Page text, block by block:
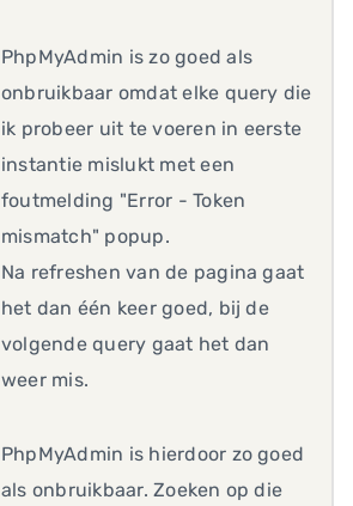
PhpMyAdmin is zo goed als
onbruikbaar omdat elke query die
ik probeer uit te voeren in eerste
instantie mislukt met een
foutmelding "Error - Token
mismatch" popup.
Na refreshen van de pagina gaat
het dan één keer goed, bij de
volgende query gaat het dan
weer mis.
PhpMyAdmin is hierdoor zo goed
als onbruikbaar. Zoeken op die